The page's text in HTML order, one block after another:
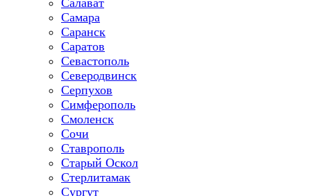
Салават
Самара
Саранск
Саратов
Севастополь
Северодвинск
Серпухов
Симферополь
Смоленск
Сочи
Ставрополь
Старый Оскол
Стерлитамак
Сургут